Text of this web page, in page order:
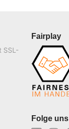
SSL-
Fairplay
Folge uns